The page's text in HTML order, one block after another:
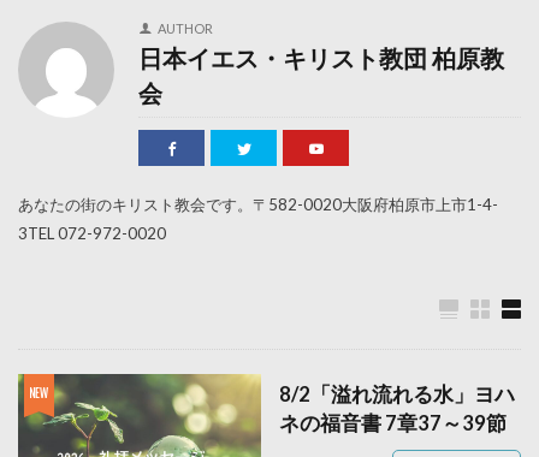
AUTHOR
日本イエス・キリスト教団 柏原教
会
あなたの街のキリスト教会です。〒582-0020大阪府柏原市上市1-4-
3TEL 072-972-0020
8/2「溢れ流れる水」ヨハ
ネの福音書 7章37～39節